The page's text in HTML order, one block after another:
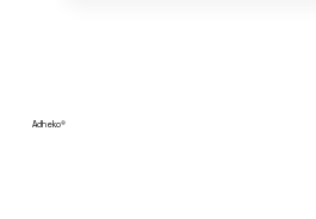
Adheko®